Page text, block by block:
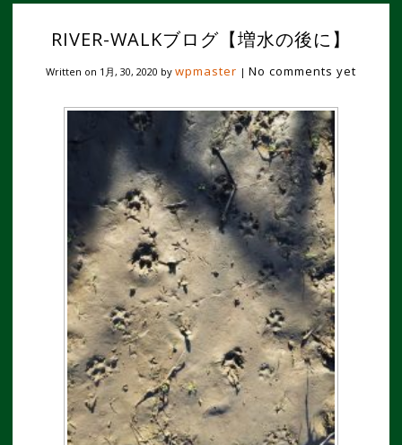
RIVER-WALKブログ【増水の後に】
Written on 1月, 30, 2020 by wpmaster | No comments yet